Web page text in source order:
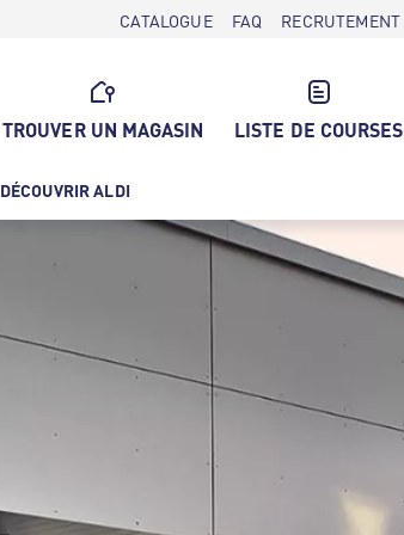
CATALOGUE FAQ RECRUTEMENT
TROUVER UN MAGASIN LISTE DE COURSES
DÉCOUVRIR ALDI